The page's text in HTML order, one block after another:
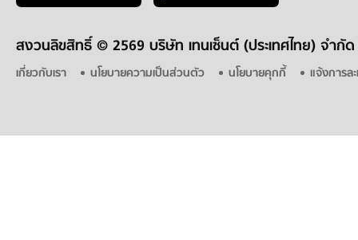
สงวนลิขสิทธิ์ © 2569 บริษัท เทนเซ็นต์ (ประเทศไทย) จำกัด
เกี่ยวกับเรา นโยบายความเป็นส่วนตัว นโยบายคุกกี้ แจ้งการล